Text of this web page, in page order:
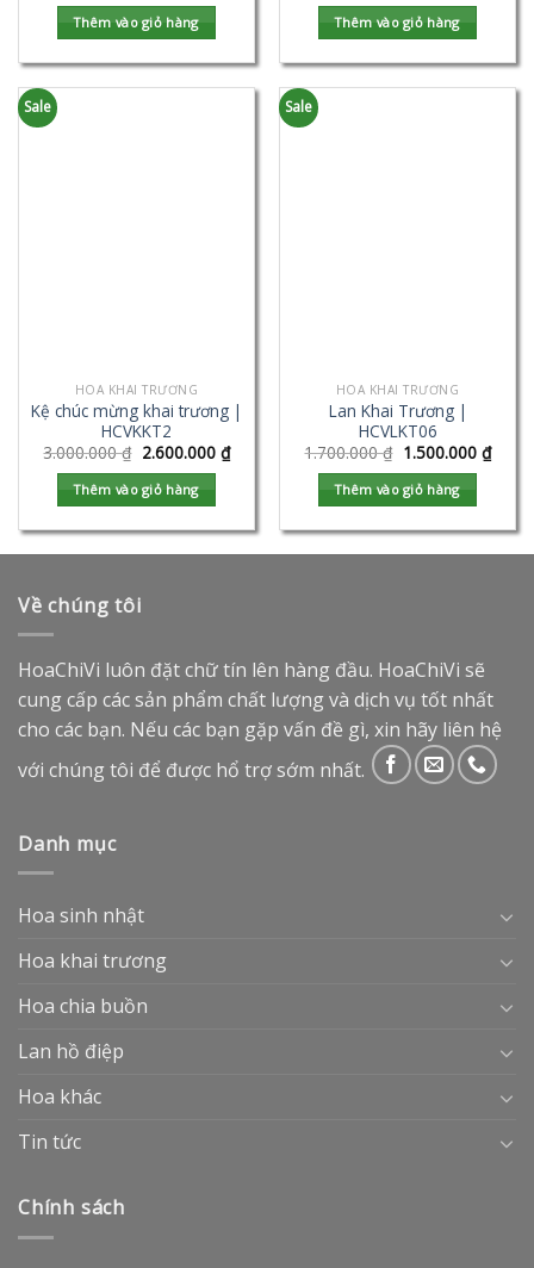
Thêm vào giỏ hàng Thêm vào giỏ hàng
Sale
HOA KHAI TRƯƠNG
Kệ chúc mừng khai trương |
HCVKKT2
3.000.000₫ 2.600.000 ₫
Thêm vào giỏ hàng
Sale
HOA KHAI TRƯƠNG
Lan Khai Trương |
HCVLKT06
1.700.000₫ 1.500.000 ₫
Thêm vào giỏ hàng
Về chúng tôi
HoaChiVi luôn đặt chữ tín lên hàng đầu. HoaChiVi sẽ
cung cấp các sản phẩm chất lượng và dịch vụ tốt nhất
cho các bạn. Nếu các bạn gặp vấn đề gì, xin hãy liên hệ
với chúng tôi để được hổ trợ sớm nhất.
Danh mục
Hoa sinh nhật
Hoa khai trương
Hoa chia buồn
Lan hồ điệp
Hoa khác
Tin tức
Chính sách